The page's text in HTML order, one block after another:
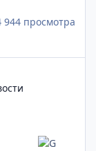
944 просмотра